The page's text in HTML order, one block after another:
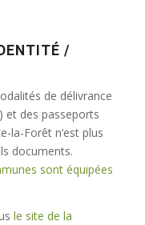
/
de délivrance
et des passeports
la-Forêt n’est plus
documents.
sont équipées
le site de la